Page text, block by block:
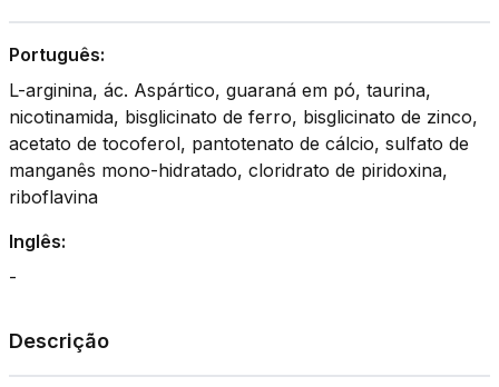
Português:
L-arginina, ác. Aspártico, guaraná em pó, taurina,
nicotinamida, bisglicinato de ferro, bisglicinato de zinco,
acetato de tocoferol, pantotenato de cálcio, sulfato de
manganês mono-hidratado, cloridrato de piridoxina,
riboflavina
Inglês:
-
Descrição